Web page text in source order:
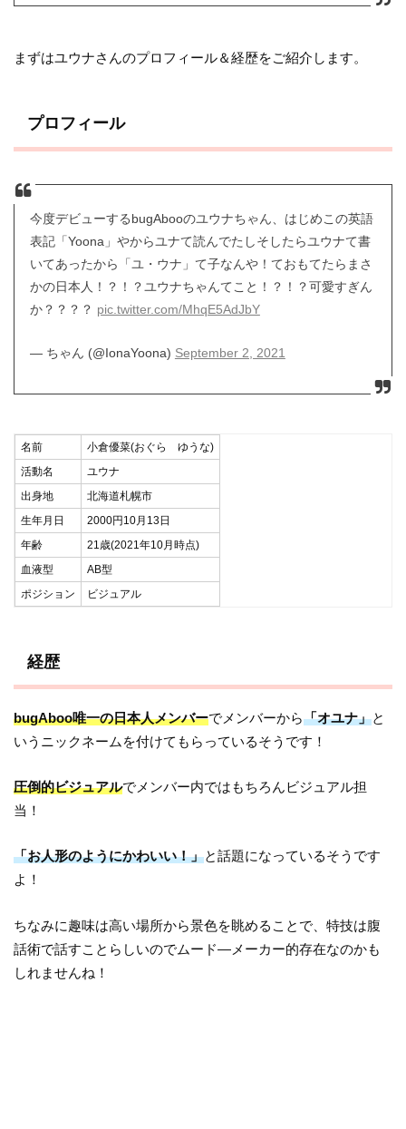
まずはユウナさんのプロフィール＆経歴をご紹介します。
プロフィール
今度デビューするbugAbooのユウナちゃん、はじめこの英語
表記「Yoona」やからユナて読んでたしそしたらユウナて書
いてあったから「ユ・ウナ」て子なんや！ておもてたらまさ
かの日本人！？！？ユウナちゃんてこと！？！？可愛すぎん
か？？？？ pic.twitter.com/MhqE5AdJbY
— ちゃん (@IonaYoona) September 2, 2021
名前
小倉優菜(おぐら ゆうな)
活動名
ユウナ
出身地
北海道札幌市
生年月日
2000円10月13日
年齢
21歳(2021年10月時点)
血液型
AB型
ポジション
ビジュアル
経歴
bugAboo唯一の日本人メンバーでメンバーから「オユナ」と
いうニックネームを付けてもらっているそうです！
圧倒的ビジュアルでメンバー内ではもちろんビジュアル担
当！
「お人形のようにかわいい！」と話題になっているそうです
よ！
ちなみに趣味は高い場所から景色を眺めることで、特技は腹
話術で話すことらしいのでムード―メーカー的存在なのかも
しれませんね！